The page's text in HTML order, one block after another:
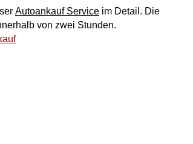
Unser Autoankauf Service im Detail. Die
von zwei Stunden.